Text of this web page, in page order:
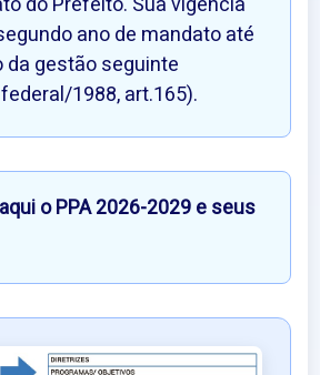
ano de mandato até
da gestão seguinte
1988, art.165).
o PPA 2026-2029 e seus